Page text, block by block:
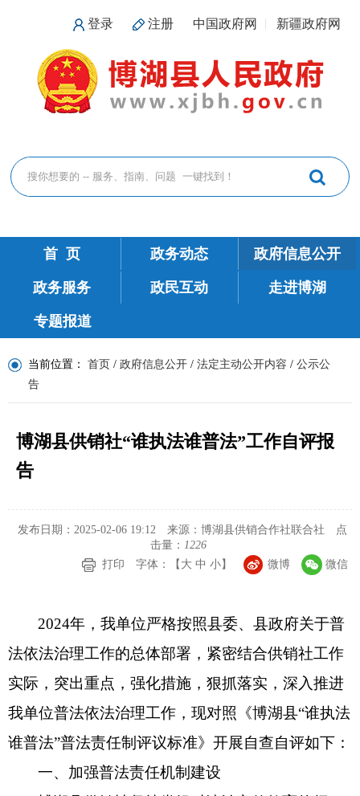
登录 注册 中国政府网 新疆政府网
首 页 政务动态 政府信息公开
政务服务 政民互动 走进博湖
专题报道
当前位置： 首页 / 政府信息公开 / 法定主动公开内容 / 公示公
告
博湖县供销社“谁执法谁普法”工作自评报
告
发布日期：2025-02-06 19:12 来源：博湖县供销合作社联合社
点
击量： 1226
打印
字体：【 大 中 小】 微博 微信
2024年，我单位严格按照县委、县政府关于普
法依法治理工作的总体部署，紧密结合供销社工作
实际，突出重点，强化措施，狠抓落实，深入推进
我单位普法依法治理工作，现对照《博湖县“谁执法
谁普法”普法责任制评议标准》开展自查自评如下 ：
一、加强普法责任机制建设